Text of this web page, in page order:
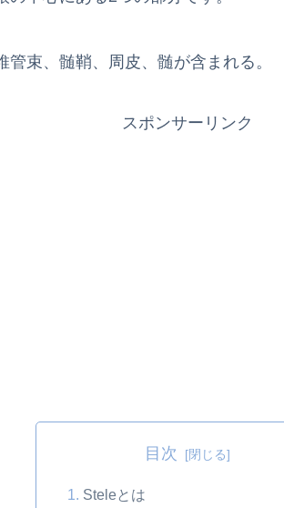
束、髄鞘、周皮、髄が含まれる。
スポンサーリンク
目次
Steleとは